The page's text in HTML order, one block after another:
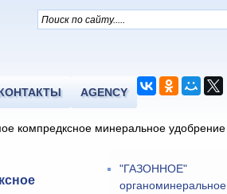
AGENCY
компредксное минеральное удобрение
"ГАЗОННОЕ"
органоминеральное